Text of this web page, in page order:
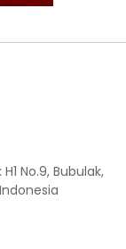
No.9, Bubulak,